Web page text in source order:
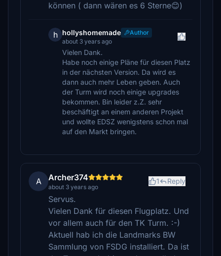
können ( dann wären es 6 Sterne😊)
h hollyshomemade
Author
about 3 years ago
Vielen Dank.
Habe noch einige Pläne für diesen Platz
in der nächsten Version. Da wird es
dann auch mehr Leben geben. Auch
der Turm wird noch einige upgrades
bekommen. Bin leider z.Z. sehr
beschäftigt an einem anderen Projekt
und wollte EDSZ wenigstens schon mal
auf den Markt bringen.
A Archer374
about 3 years ago
1 Reply
Servus.
Vielen Dank für diesen Flugplatz. Und
vor allem auch für den TK Turm. :-)
Aktuell hab ich die Landmarks BW
Sammlung von FSDG installiert. Da ist